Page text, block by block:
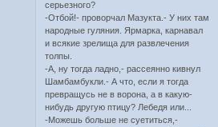
серьезного?
-Отбой!- проворчал Мазукта.- У них там
народные гуляния. Ярмарка, карнавал
и всякие зрелища для развлечения
толпы.
-А, ну тогда ладно,- рассеянно кивнул
Шамбамбукли.- А что, если я тогда
превращусь не в ворона, а в какую-
нибудь другую птицу? Лебедя или...
-Можешь больше не суетиться,-